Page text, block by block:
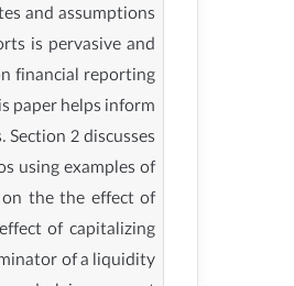
and assumptions
is pervasive and
financial reporting
paper helps inform
2 discusses
using examples of
the the effect of
of capitalizing
of a liquidity